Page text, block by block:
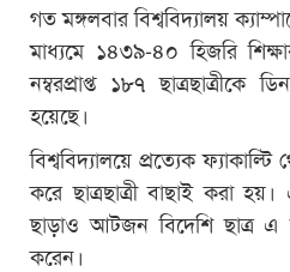
গত মঙ্গলবার বিশ্ববিদ্যালয়
মাধ্যমে ১৪৩৯-৪০ হিজরি
নম্বরপ্রাপ্ত ১৮৭ ছাত্রছাত্রীকে
হয়েছে।
বিশ্ববিদ্যালয়ে প্রত্যেক
করে ছাত্রছাত্রী বাছাই করা হয়।
ছাড়াও আটজন বিদেশি ছাত্র এ
করেন।